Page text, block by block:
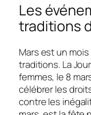
Les
traditions
Mars est un
traditions. La
femmes, le 8
célébrer les
contre les